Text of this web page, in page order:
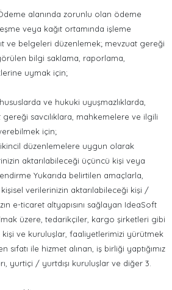
alanında zorunlu olan ödeme
veya kağıt ortamında işleme
ve belgeleri düzenlemek; mevzuat gereği
bilgi saklama, raporlama,
uymak için;
ve hukuki uyuşmazlıklarda,
savcılıklara, mahkemelere ve ilgili
için;
ikincil düzenlemelere uygun olarak
aktarılabileceği üçüncü kişi veya
Yukarıda belirtilen amaçlarla,
kişisel verilerinizin aktarılabileceği kişi /
e-ticaret altyapısını sağlayan IdeaSoft
üzere, tedarikçiler, kargo şirketleri gibi
ve kuruluşlar, faaliyetlerimizi yürütmek
ile hizmet alınan, iş birliği yaptığımız
yurtiçi / yurtdışı kuruluşlar ve diğer 3.